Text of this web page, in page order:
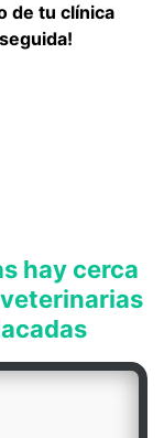
de tu clínica
hay cerca